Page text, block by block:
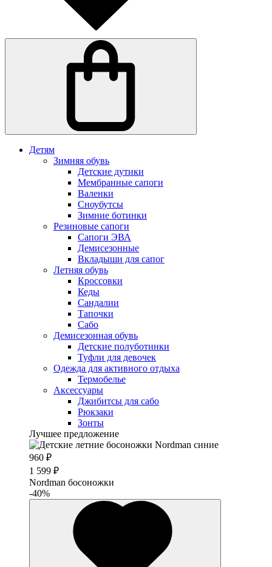
Детям
Зимняя обувь
Детские дутики
Мембранные сапоги
Валенки
Сноубутсы
Зимние ботинки
Резиновые сапоги
Сапоги ЭВА
Демисезонные
Вкладыши для сапог
Летняя обувь
Кроссовки
Кеды
Сандалии
Тапочки
Сабо
Демисезонная обувь
Детские полуботинки
Туфли для девочек
Одежда для активного отдыха
Термобелье
Аксессуары
Джибитсы для сабо
Рюкзаки
Зонты
Лучшее предложение
960 ₽
1 599 ₽
Nordman босоножки
-40%